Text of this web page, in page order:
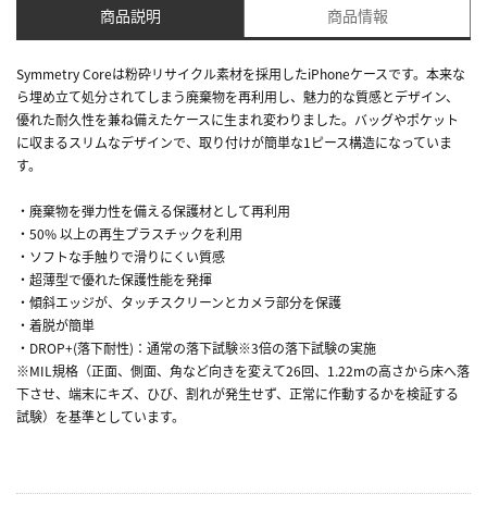
商品説明 商品情報
Symmetry Coreは粉砕リサイクル素材を採用したiPhoneケースです。本来な
ら埋め立て処分されてしまう廃棄物を再利用し、魅力的な質感とデザイン、
優れた耐久性を兼ね備えたケースに生まれ変わりました。バッグやポケット
に収まるスリムなデザインで、取り付けが簡単な1ピース構造になっていま
す。
・廃棄物を弾力性を備える保護材として再利用
・50% 以上の再生プラスチックを利用
・ソフトな手触りで滑りにくい質感
・超薄型で優れた保護性能を発揮
・傾斜エッジが、タッチスクリーンとカメラ部分を保護
・着脱が簡単
・DROP+(落下耐性)：通常の落下試験※3倍の落下試験の実施
※MIL規格（正面、側面、角など向きを変えて26回、1.22mの高さから床へ落
下させ、端末にキズ、ひび、割れが発生せず、正常に作動するかを検証する
試験）を基準としています。